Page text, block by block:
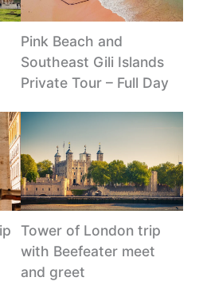
Pink Beach and
Southeast Gili Islands
Private Tour – Full Day
Tower of London trip
with Beefeater meet
and greet